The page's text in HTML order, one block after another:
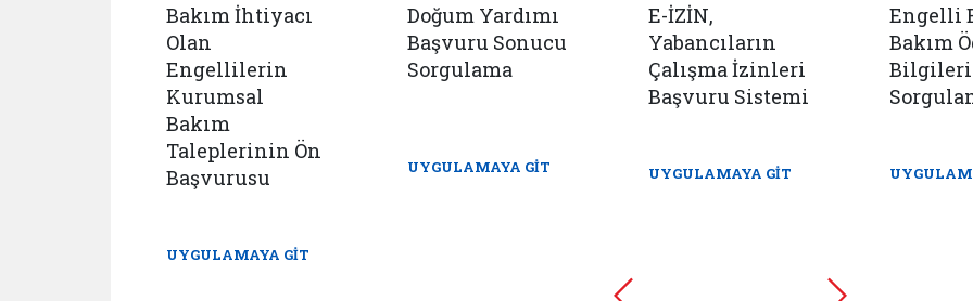
Bakım İhtiyacı
Olan
Engellilerin
Kurumsal
Bakım
Taleplerinin Ön
Başvurusu
UYGULAMAYA GİT
Doğum Yardımı
Başvuru Sonucu
Sorgulama
UYGULAMAYA GİT
E-İZİN,
Yabancıların
Çalışma İzinleri
Başvuru Sistemi
UYGULAMAYA GİT
Engelli
Bakım
Bilgileri